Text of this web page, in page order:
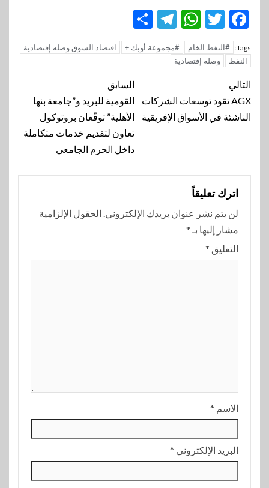
Facebook
Twitter
WhatsApp
Telegram
Tags: #النفط الخام #مجموعة أوبك +
اقتصاد السوق وصله إقتصادية
النفط
وصله إقتصادية
تنقل
المقالة
السابق
القومية للبريد و”جامعة بنها
الأهلية” توقّعان بروتوكول
تعاون لتقديم خدمات متكاملة
داخل الحرم الجامعي
التالي
AGX تقود توسعات الشركات
الناشئة في الأسواق الإفريقية
اترك تعليقاً
لن يتم نشر عنوان بريدك الإلكتروني. الحقول الإلزامية
مشار إليها بـ *
التعليق *
الاسم *
البريد الإلكتروني *